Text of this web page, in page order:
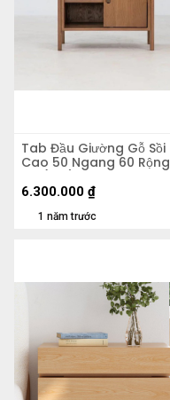
Tab Đầu Giường Gỗ Sồi
Cao 50 Ngang 60 Rộng
40 (cm)
1 năm trước
6.300.000 ₫